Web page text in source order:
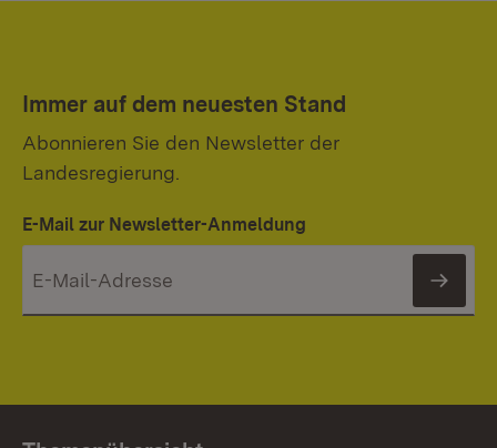
Immer auf dem neuesten Stand
Abonnieren Sie den Newsletter der
Landesregierung.
E-Mail zur Newsletter-Anmeldung